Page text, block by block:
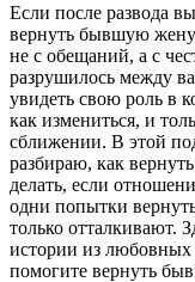
Если после развода
вернуть бывшую
не с обещаний, а с
разрушилось между
увидеть свою роль в
как измениться, и
сближении. В этой
разбираю, как
делать, если
одни попытки
только отталкивают.
истории из любовных
помогите вернуть